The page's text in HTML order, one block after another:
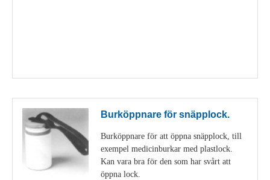
Burköppnare för snäpplock.
Burköppnare för att öppna snäpplock, till
exempel medicinburkar med plastlock.
Kan vara bra för den som har svårt att
öppna lock.